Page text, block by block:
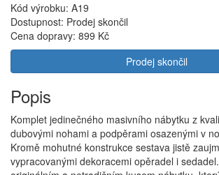
Kód výrobku: A19
Dostupnost: Prodej skončil
Cena dopravy: 899 Kč
Prodej skončil
Popis
Komplet jedinečného masivního nábytku z
dubovými nohami a podpěrami osazenými v
Kromě mohutné konstrukce sestava jistě
vypracovanými dekoracemi opěradel i